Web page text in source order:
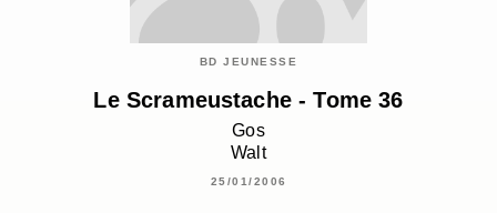
BD JEUNESSE
Le Scrameustache - Tome 36
Gos
Walt
25/01/2006